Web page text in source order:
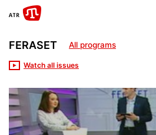
FERASET All programs
Watch all issues